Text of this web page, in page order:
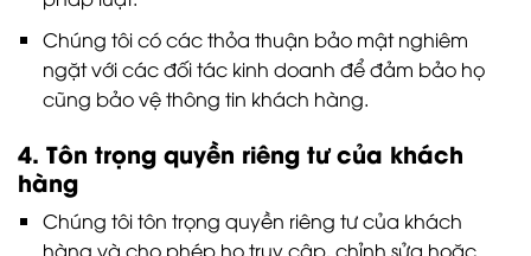
Chúng tôi có các thỏa thuận bảo mật nghiêm
ngặt với các đối tác kinh doanh để đảm bảo họ
cũng bảo vệ thông tin khách hàng.
4. Tôn trọng quyền riêng tư của khách
hàng
Chúng tôi tôn trọng quyền riêng tư của khách
hàng và cho phép họ truy cập, chỉnh sửa hoặc